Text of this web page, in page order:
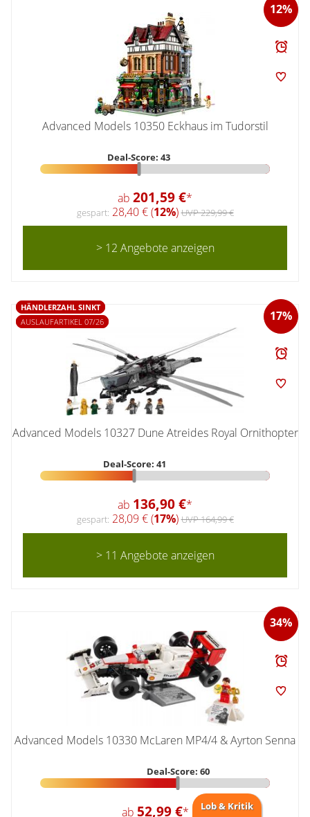
12%
Advanced Models 10350 Eckhaus im Tudorstil
Deal-Score: 43
ab 201,59 €*
gespart: 28,40 € (12%)UVP 229,99 €
> 12 Angebote anzeigen
17%
HÄNDLERZAHL SINKT
AUSLAUFARTIKEL 07/26
Advanced Models 10327 Dune Atreides Royal Ornithopter
Deal-Score: 41
ab 136,90 €*
gespart: 28,09 € (17%)UVP 164,99 €
> 11 Angebote anzeigen
34%
Advanced Models 10330 McLaren MP4/4 & Ayrton Senna
Deal-Score: 60
ab 52,99 €* Lob & Kritik